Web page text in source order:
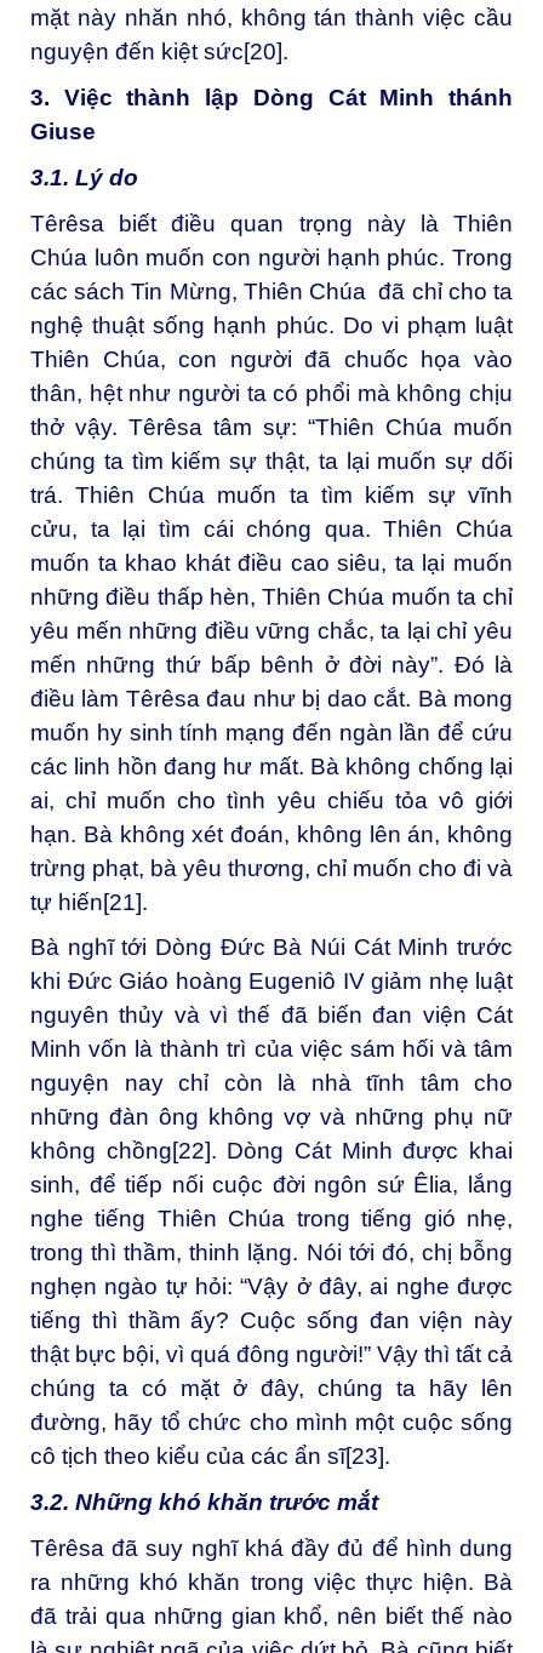
mặt này nhăn nhó, không tán thành việc cầu
nguyện đến kiệt sức[20].
3. Việc thành lập Dòng Cát Minh thánh
Giuse
3.1. Lý do
Têrêsa biết điều quan trọng này là Thiên
Chúa luôn muốn con người hạnh phúc. Trong
các sách Tin Mừng, Thiên Chúa đã chỉ cho ta
nghệ thuật sống hạnh phúc. Do vi phạm luật
Thiên Chúa, con người đã chuốc họa vào
thân, hệt như người ta có phổi mà không chịu
thở vậy. Têrêsa tâm sự: “Thiên Chúa muốn
chúng ta tìm kiếm sự thật, ta lại muốn sự dối
trá. Thiên Chúa muốn ta tìm kiếm sự vĩnh
cửu, ta lại tìm cái chóng qua. Thiên Chúa
muốn ta khao khát điều cao siêu, ta lại muốn
những điều thấp hèn, Thiên Chúa muốn ta chỉ
yêu mến những điều vững chắc, ta lại chỉ yêu
mến những thứ bấp bênh ở đời này”. Đó là
điều làm Têrêsa đau như bị dao cắt. Bà mong
muốn hy sinh tính mạng đến ngàn lần để cứu
các linh hồn đang hư mất. Bà không chống lại
ai, chỉ muốn cho tình yêu chiếu tỏa vô giới
hạn. Bà không xét đoán, không lên án, không
trừng phạt, bà yêu thương, chỉ muốn cho đi và
tự hiến[21].
Bà nghĩ tới Dòng Đức Bà Núi Cát Minh trước
khi Đức Giáo hoàng Eugeniô IV giảm nhẹ luật
nguyên thủy và vì thế đã biến đan viện Cát
Minh vốn là thành trì của việc sám hối và tâm
nguyện nay chỉ còn là nhà tĩnh tâm cho
những đàn ông không vợ và những phụ nữ
không chồng[22]. Dòng Cát Minh được khai
sinh, để tiếp nối cuộc đời ngôn sứ Êlia, lắng
nghe tiếng Thiên Chúa trong tiếng gió nhẹ,
trong thì thầm, thinh lặng. Nói tới đó, chị bỗng
nghẹn ngào tự hỏi: “Vậy ở đây, ai nghe được
tiếng thì thầm ấy? Cuộc sống đan viện này
thật bực bội, vì quá đông người!” Vậy thì tất cả
chúng ta có mặt ở đây, chúng ta hãy lên
đường, hãy tổ chức cho mình một cuộc sống
cô tịch theo kiểu của các ẩn sĩ[23].
3.2. Những khó khăn trước mắt
Têrêsa đã suy nghĩ khá đầy đủ để hình dung
ra những khó khăn trong việc thực hiện. Bà
đã trải qua những gian khổ, nên biết thế nào